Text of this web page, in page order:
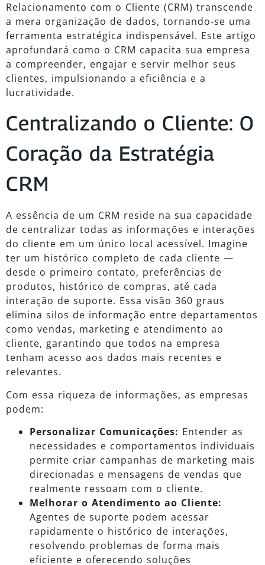
Relacionamento com o Cliente (CRM) transcende
a mera organização de dados, tornando-se uma
ferramenta estratégica indispensável. Este artigo
aprofundará como o CRM capacita sua empresa
a compreender, engajar e servir melhor seus
clientes, impulsionando a eficiência e a
lucratividade.
Centralizando o Cliente: O
Coração da Estratégia
CRM
A essência de um CRM reside na sua capacidade
de centralizar todas as informações e interações
do cliente em um único local acessível. Imagine
ter um histórico completo de cada cliente —
desde o primeiro contato, preferências de
produtos, histórico de compras, até cada
interação de suporte. Essa visão 360 graus
elimina silos de informação entre departamentos
como vendas, marketing e atendimento ao
cliente, garantindo que todos na empresa
tenham acesso aos dados mais recentes e
relevantes.
Com essa riqueza de informações, as empresas
podem:
Personalizar Comunicações: Entender as
necessidades e comportamentos individuais
permite criar campanhas de marketing mais
direcionadas e mensagens de vendas que
realmente ressoam com o cliente.
Melhorar o Atendimento ao Cliente:
Agentes de suporte podem acessar
rapidamente o histórico de interações,
resolvendo problemas de forma mais
eficiente e oferecendo soluções